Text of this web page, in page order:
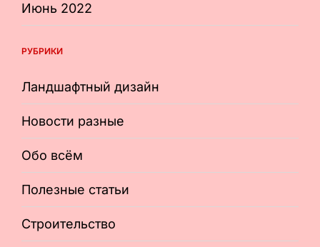
Июнь 2022
РУБРИКИ
Ландшафтный дизайн
Новости разные
Обо всём
Полезные статьи
Строительство